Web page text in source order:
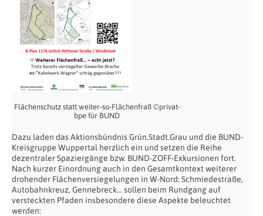
Flächenschutz statt weiter-so-Flächenfraß ©privat-
bpe für BUND
Dazu laden das Aktionsbündnis Grün.Stadt.Grau und die BUND-
Kreisgruppe Wuppertal herzlich ein und setzen die Reihe
dezentraler Spaziergänge bzw. BUND-ZOFF-Exkursionen fort.
Nach kurzer Einordnung auch in den Gesamtkontext weiterer
drohender Flächenversiegelungen in W-Nord: Schmiedestraße,
Autobahnkreuz, Gennebreck… sollen beim Rundgang auf
versteckten Pfaden insbesondere diese Aspekte beleuchtet
werden: